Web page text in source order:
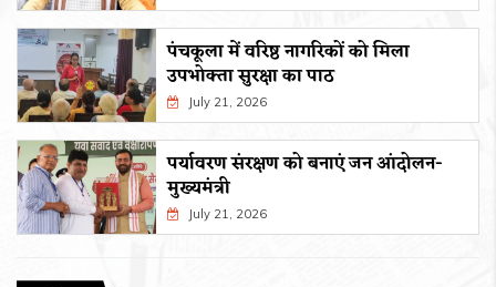
पंचकूला में वरिष्ठ नागरिकों को मिला
उपभोक्ता सुरक्षा का पाठ
July 21, 2026
पर्यावरण संरक्षण को बनाएं जन आंदोलन-
मुख्यमंत्री
July 21, 2026